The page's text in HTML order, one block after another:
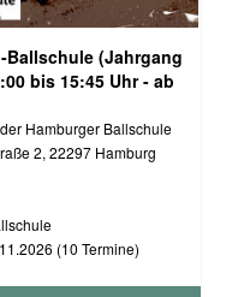
Ballschule (Jahrgang
bis 15:45 Uhr - ab
Hamburger Ballschule
2, 22297 Hamburg
(10 Termine)